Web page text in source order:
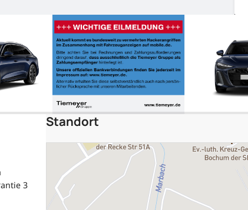
3
Standort